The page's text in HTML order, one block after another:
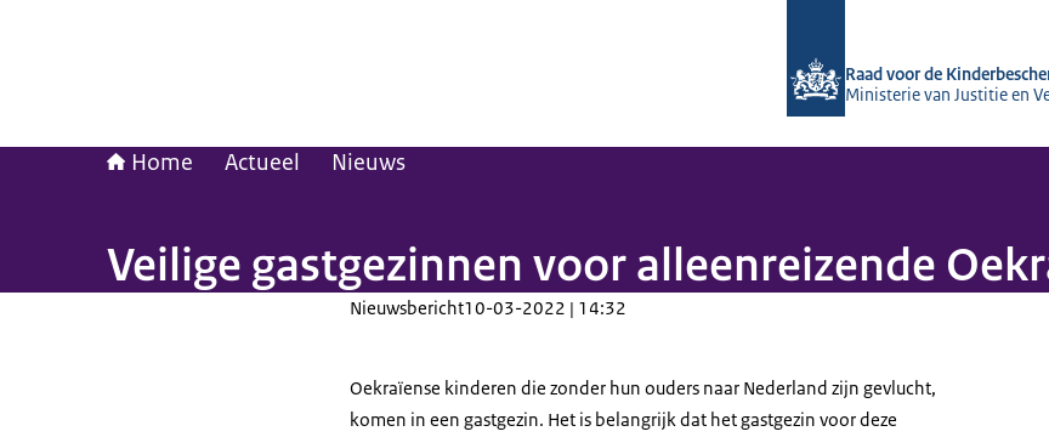
Raad voor de
Ministerie van Justitie en
Home Actueel Nieuws
Veilige gastgezinnen voor alleenreizende
Nieuwsbericht10-03-2022 | 14:32
Oekraïense kinderen die zonder hun ouders naar Nederland zijn gevlucht,
komen in een gastgezin. Het is belangrijk dat het gastgezin voor deze